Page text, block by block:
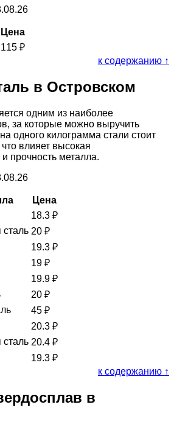
Цена
115 ₽
к содержанию ↑
в Островском
одним из наиболее
за которые можно выручить
одного килограмма стали стоит
влияет высокая
прочность металла.
Цена
18.3 ₽
сталь 20 ₽
19.3 ₽
19 ₽
19.9 ₽
20 ₽
45 ₽
20.3 ₽
сталь 20.4 ₽
19.3 ₽
к содержанию ↑
в